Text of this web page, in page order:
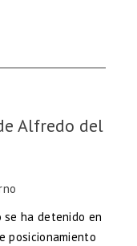
Alfredo del
ha detenido en
posicionamiento